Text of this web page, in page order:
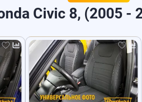
Civic 8, (2005 -